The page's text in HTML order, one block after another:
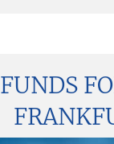
FUNDS